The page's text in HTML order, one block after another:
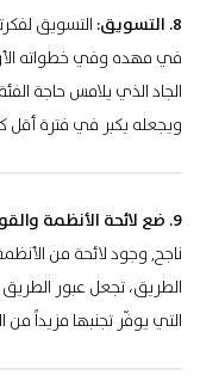
8. التسويق:
التسويق
في مهده وفي خطواته
الجاد الذي يلامس حاجة
ويجعله يكبر في فترة أقل
9. ضع لائحة الأنظمة والقوانين في مؤسستك:
ناجح, وجود لائحة من
الطريق، تجعل عبور
التي يوفّر تجنبها مزيداً من